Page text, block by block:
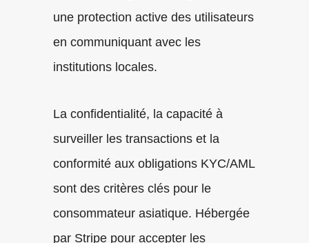
une protection active des utilisateurs
en communiquant avec les
institutions locales.
La confidentialité, la capacité à
surveiller les transactions et la
conformité aux obligations KYC/AML
sont des critères clés pour le
consommateur asiatique. Hébergée
par Stripe pour accepter les